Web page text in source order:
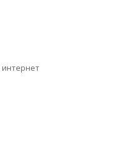
интернет